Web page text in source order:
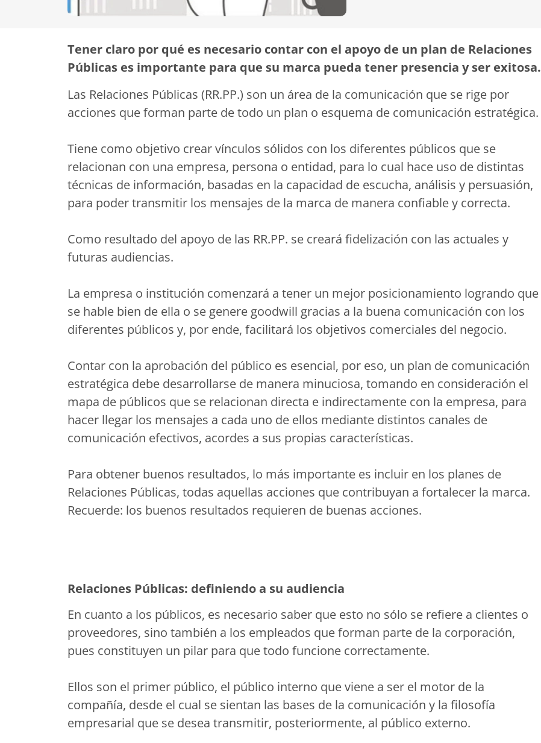
Tener claro por qué es necesario contar con el apoyo de un plan de Relaciones
Públicas es importante para que su marca pueda tener presencia y ser exitosa.
Las Relaciones Públicas (RR.PP.) son un área de la comunicación que se rige por
acciones que forman parte de todo un plan o esquema de comunicación estratégica.
Tiene como objetivo crear vínculos sólidos con los diferentes públicos que se
relacionan con una empresa, persona o entidad, para lo cual hace uso de distintas
técnicas de información, basadas en la capacidad de escucha, análisis y persuasión,
para poder transmitir los mensajes de la marca de manera confiable y correcta.
Como resultado del apoyo de las RR.PP. se creará fidelización con las actuales y
futuras audiencias.
La empresa o institución comenzará a tener un mejor posicionamiento logrando que
se hable bien de ella o se genere goodwill gracias a la buena comunicación con los
diferentes públicos y, por ende, facilitará los objetivos comerciales del negocio.
Contar con la aprobación del público es esencial, por eso, un plan de comunicación
estratégica debe desarrollarse de manera minuciosa, tomando en consideración el
mapa de públicos que se relacionan directa e indirectamente con la empresa, para
hacer llegar los mensajes a cada uno de ellos mediante distintos canales de
comunicación efectivos, acordes a sus propias características.
Para obtener buenos resultados, lo más importante es incluir en los planes de
Relaciones Públicas, todas aquellas acciones que contribuyan a fortalecer la marca.
Recuerde: los buenos resultados requieren de buenas acciones.
Relaciones Públicas: definiendo a su audiencia
En cuanto a los públicos, es necesario saber que esto no sólo se refiere a clientes o
proveedores, sino también a los empleados que forman parte de la corporación,
pues constituyen un pilar para que todo funcione correctamente.
Ellos son el primer público, el público interno que viene a ser el motor de la
compañía, desde el cual se sientan las bases de la comunicación y la filosofía
empresarial que se desea transmitir, posteriormente, al público externo.